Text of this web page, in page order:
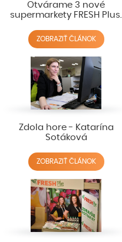
Otvárame 3 nové
supermarkety FRESH Plus.
ZOBRAZIŤ ČLÁNOK
Zdola hore - Katarína
Sotáková
ZOBRAZIŤ ČLÁNOK